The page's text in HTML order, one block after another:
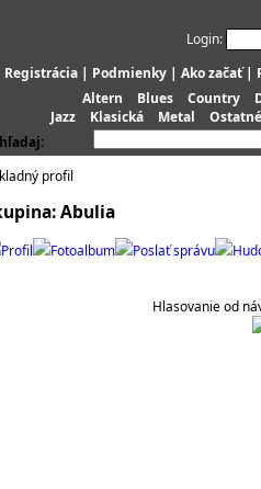
Login:
Registrácia | Podmienky | Ako začať|
Altern
Blues Country
Jazz
Klasická Metal
Ostatné
profil
Abulia
Profil Fotoalbum Poslať správu
Hlasovanie od